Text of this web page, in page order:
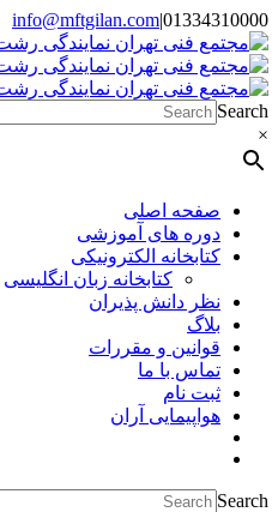
Skip
to
content
01334310000
|
info@mftgilan.com
Instagram
LinkedIn
Search
×
صفحه اصلی
دوره های آموزشی
کتابخانه الکترونیکی
کتابخانه زبان انگلیسی
نظر دانش پذیران
بلاگ
قوانین و مقررات
تماس با ما
ثبت نام
هواپیمایی آران
Search